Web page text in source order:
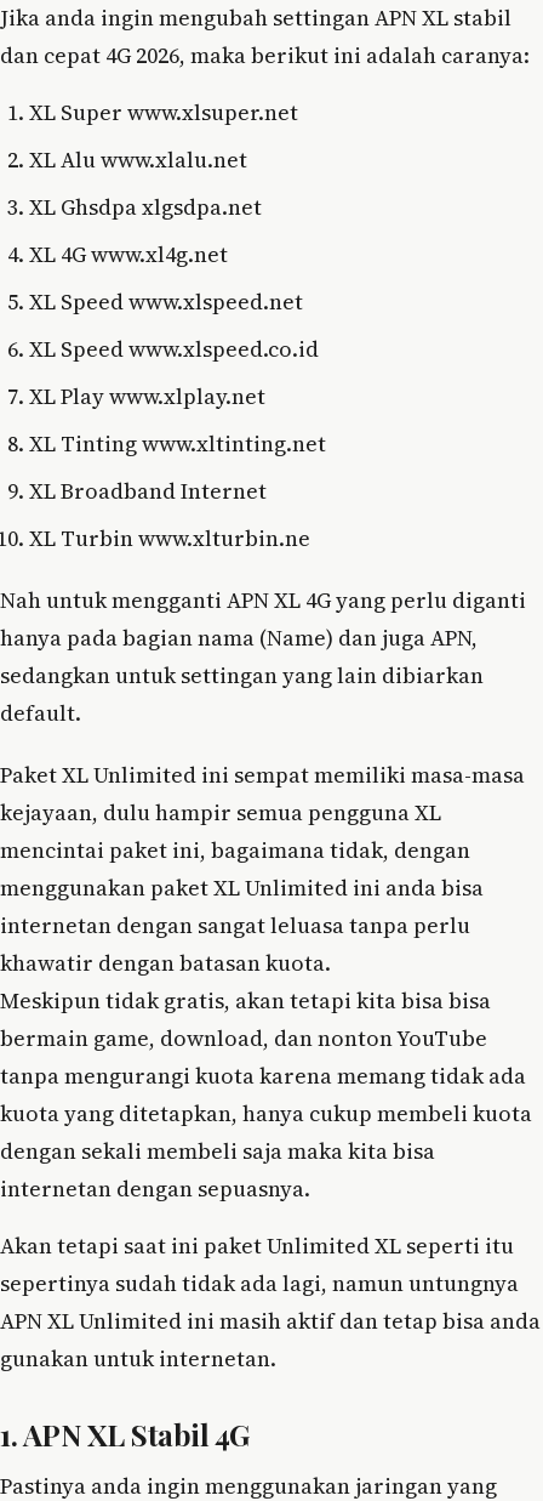
Jika anda ingin mengubah settingan APN XL stabil
dan cepat 4G 2026, maka berikut ini adalah caranya:
XL Super www.xlsuper.net
XL Alu www.xlalu.net
XL Ghsdpa xlgsdpa.net
XL 4G www.xl4g.net
XL Speed www.xlspeed.net
XL Speed www.xlspeed.co.id
XL Play www.xlplay.net
XL Tinting www.xltinting.net
XL Broadband Internet
XL Turbin www.xlturbin.ne
Nah untuk mengganti APN XL 4G yang perlu diganti
hanya pada bagian nama (Name) dan juga APN,
sedangkan untuk settingan yang lain dibiarkan
default.
Paket XL Unlimited ini sempat memiliki masa-masa
kejayaan, dulu hampir semua pengguna XL
mencintai paket ini, bagaimana tidak, dengan
menggunakan paket XL Unlimited ini anda bisa
internetan dengan sangat leluasa tanpa perlu
khawatir dengan batasan kuota.
Meskipun tidak gratis, akan tetapi kita bisa bisa
bermain game, download, dan nonton YouTube
tanpa mengurangi kuota karena memang tidak ada
kuota yang ditetapkan, hanya cukup membeli kuota
dengan sekali membeli saja maka kita bisa
internetan dengan sepuasnya.
Akan tetapi saat ini paket Unlimited XL seperti itu
sepertinya sudah tidak ada lagi, namun untungnya
APN XL Unlimited ini masih aktif dan tetap bisa anda
gunakan untuk internetan.
1. APN XL Stabil 4G
Pastinya anda ingin menggunakan jaringan yang